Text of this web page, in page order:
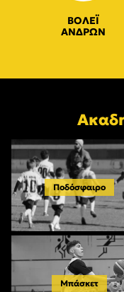
ΒΟΛΕΪ
ΑΝΔΡΩΝ
Ποδόσφαιρο
Μπάσκετ